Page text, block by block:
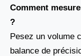
Comment
?
Pesez un volume
balance de